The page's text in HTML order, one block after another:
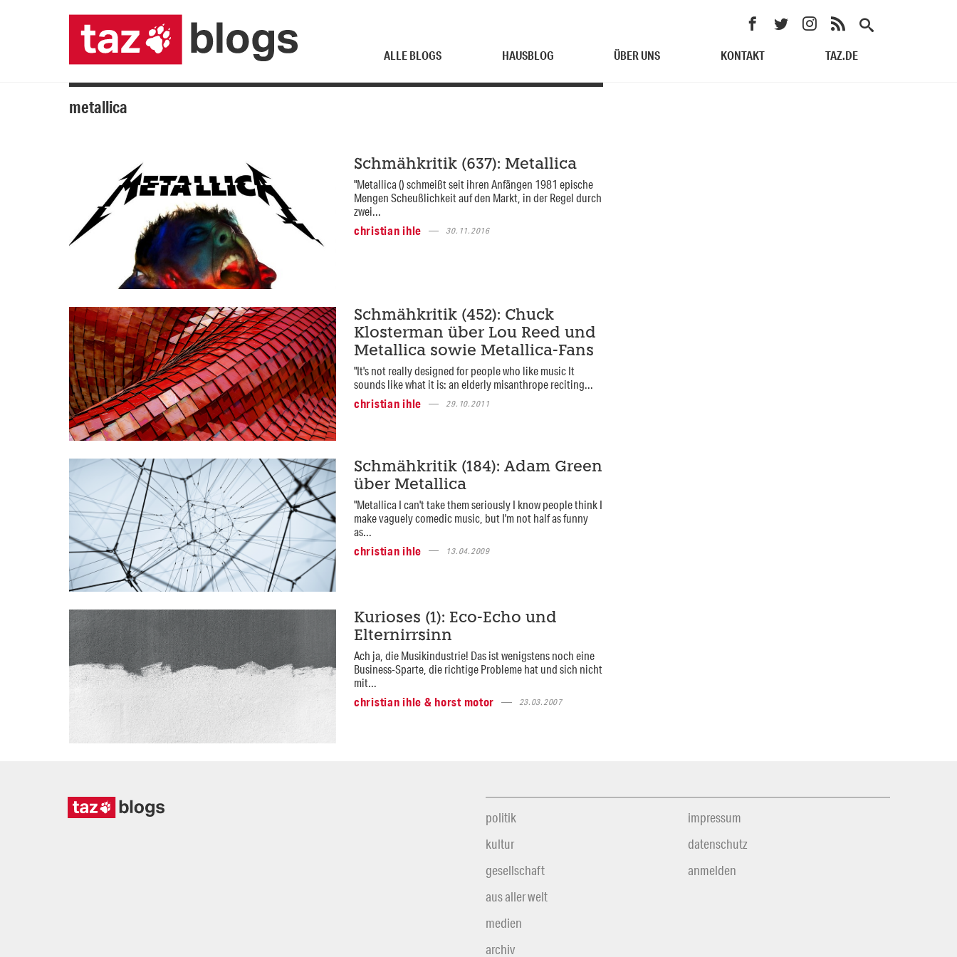
ALLE BLOGS HAUSBLOG ÜBER UNS KONTAKT TAZ.DE
metallica
Schmähkritik (637): Metallica
"Metallica () schmeißt seit ihren Anfängen 1981 epische
Mengen Scheußlichkeit auf den Markt, in der Regel durch
zwei...
christian ihle
30.11.2016
Schmähkritik (452): Chuck
Klosterman über Lou Reed und
Metallica sowie Metallica-Fans
"It's not really designed for people who like music It
sounds like what it is: an elderly misanthrope reciting...
christian ihle
29.10.2011
Schmähkritik (184): Adam Green
über Metallica
"Metallica I can't take them seriously I know people think I
make vaguely comedic music, but I'm not half as funny
as...
christian ihle
13.04.2009
Kurioses (1): Eco-Echo und
Elternirrsinn
Ach ja, die Musikindustrie! Das ist wenigstens noch eine
Business-Sparte, die richtige Probleme hat und sich nicht
mit...
christian ihle & horst motor
23.03.2007
politik
kultur
gesellschaft
aus aller welt
medien
archiv
impressum
datenschutz
anmelden